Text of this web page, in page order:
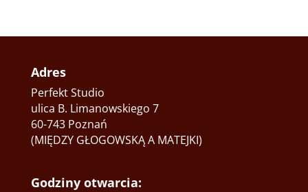
Adres
Perfekt Studio
ulica B. Limanowskiego 7
60-743 Poznań
(MIĘDZY GŁOGOWSKĄ A MATEJKI)
Godziny otwarcia: